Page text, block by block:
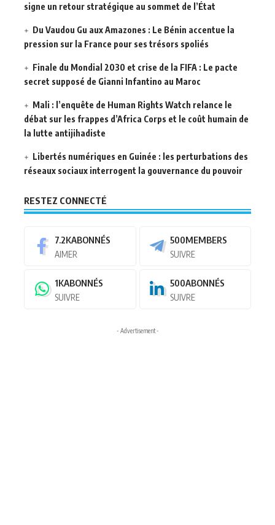
signe un retour stratégique au sommet de l’État
Du Vaudou Gu aux Amazones : Le Bénin accentue la
pression sur la France pour ses trésors spoliés
Finale du Mondial 2030 et crise de la FIFA : Le pacte
secret supposé de Gianni Infantino au Maroc
Mali : l’enquête de Human Rights Watch relance le
débat sur les frappes d’Africa Corps et le coût humain de
la lutte antijihadiste
Libertés numériques en Guinée : les perturbations des
réseaux sociaux interrogent la gouvernance du pouvoir
RESTEZ CONNECTÉ
7.2KABONNÉS
AIMER
500MEMBERS
SUIVRE
1KABONNÉS
SUIVRE
500ABONNÉS
SUIVRE
- Advertisement -